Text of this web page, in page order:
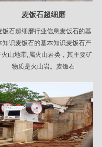
麦饭石超细磨
饭石超细磨行业信息麦饭石的基
知识麦饭石的基本知识麦饭石产
火山地带,属火山岩类，其主要矿
物质是火山岩。麦饭石